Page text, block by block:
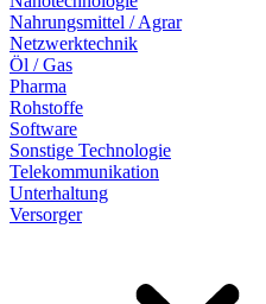
Nahrungsmittel / Agrar
Netzwerktechnik
Öl / Gas
Pharma
Rohstoffe
Software
Sonstige Technologie
Telekommunikation
Unterhaltung
Versorger